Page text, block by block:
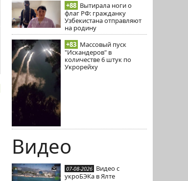
+88 Вытирала ноги о
флаг РФ: гражданку
Узбекистана отправляют
на родину
+83 Массовый пуск
"Искандеров" в
количестве 6 штук по
Укрорейху
Видео
07-08-2026 Видео с
укроБЭКа в Ялте